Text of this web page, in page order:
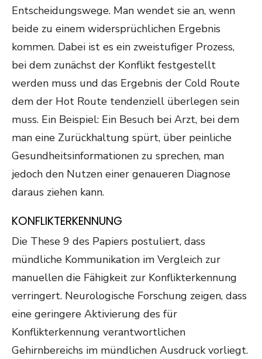
Entscheidungswege. Man wendet sie an, wenn
beide zu einem widersprüchlichen Ergebnis
kommen. Dabei ist es ein zweistufiger Prozess,
bei dem zunächst der Konflikt festgestellt
werden muss und das Ergebnis der Cold Route
dem der Hot Route tendenziell überlegen sein
muss. Ein Beispiel: Ein Besuch bei Arzt, bei dem
man eine Zurückhaltung spürt, über peinliche
Gesundheitsinformationen zu sprechen, man
jedoch den Nutzen einer genaueren Diagnose
daraus ziehen kann.
KONFLIKTERKENNUNG
Die These 9 des Papiers postuliert, dass
mündliche Kommunikation im Vergleich zur
manuellen die Fähigkeit zur Konflikterkennung
verringert. Neurologische Forschung zeigen, dass
eine geringere Aktivierung des für
Konflikterkennung verantwortlichen
Gehirnbereichs im mündlichen Ausdruck vorliegt.